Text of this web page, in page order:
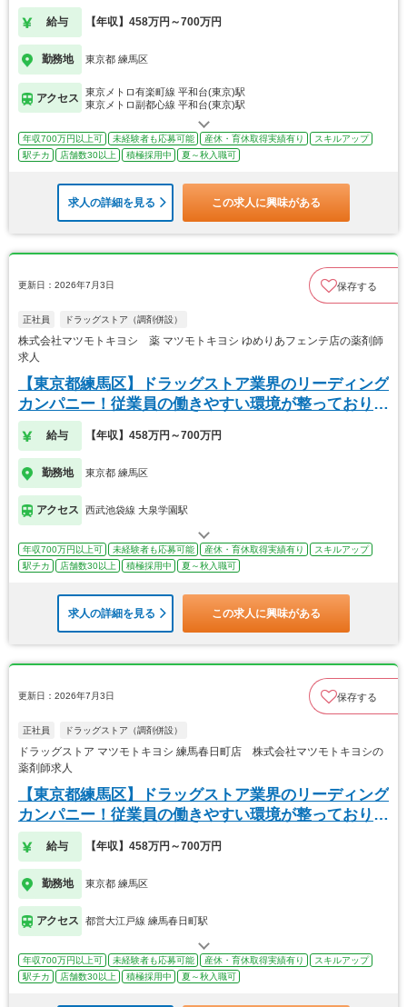
給与 【年収】458万円～700万円
勤務地 東京都 練馬区
アクセス
東京メトロ有楽町線 平和台(東京)駅
東京メトロ副都心線 平和台(東京)駅
年収700万円以上可 未経験者も応募可能 産休・育休取得実績有り
スキルアップ
駅チカ
店舗数30以上 積極採用中 夏～秋入職可
求人の詳細を見る この求人に興味がある
更新日：2026年7月3日 保存する
正社員 ドラッグストア（調剤併設）
株式会社マツモトキヨシ 薬 マツモトキヨシ ゆめりあフェンテ店の薬剤師
求人
【東京都練馬区】ドラッグストア業界のリーディング
カンパニー！従業員の働きやすい環境が整っておりま
す！
給与 【年収】458万円～700万円
勤務地 東京都 練馬区
アクセス 西武池袋線 大泉学園駅
年収700万円以上可 未経験者も応募可能 産休・育休取得実績有り
スキルアップ
駅チカ
店舗数30以上 積極採用中 夏～秋入職可
求人の詳細を見る この求人に興味がある
更新日：2026年7月3日 保存する
正社員 ドラッグストア（調剤併設）
ドラッグストア マツモトキヨシ 練馬春日町店 株式会社マツモトキヨシの
薬剤師求人
【東京都練馬区】ドラッグストア業界のリーディング
カンパニー！従業員の働きやすい環境が整っておりま
す！
給与 【年収】458万円～700万円
勤務地 東京都 練馬区
アクセス 都営大江戸線 練馬春日町駅
年収700万円以上可 未経験者も応募可能 産休・育休取得実績有り
スキルアップ
駅チカ
店舗数30以上 積極採用中 夏～秋入職可